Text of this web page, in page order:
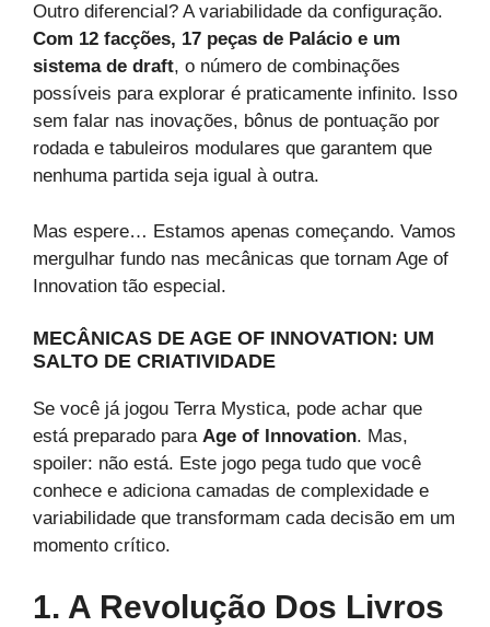
Outro diferencial? A variabilidade da configuração.
Com 12 facções, 17 peças de Palácio e um
sistema de draft, o número de combinações
possíveis para explorar é praticamente infinito. Isso
sem falar nas inovações, bônus de pontuação por
rodada e tabuleiros modulares que garantem que
nenhuma partida seja igual à outra.
Mas espere… Estamos apenas começando. Vamos
mergulhar fundo nas mecânicas que tornam Age of
Innovation tão especial.
MECÂNICAS DE AGE OF INNOVATION: UM
SALTO DE CRIATIVIDADE
Se você já jogou Terra Mystica, pode achar que
está preparado para Age of Innovation. Mas,
spoiler: não está. Este jogo pega tudo que você
conhece e adiciona camadas de complexidade e
variabilidade que transformam cada decisão em um
momento crítico.
1. A Revolução Dos Livros